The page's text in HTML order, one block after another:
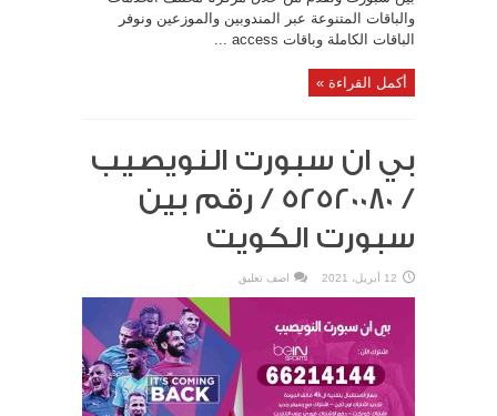
والباقات المتنوعة عبر المندوبين والموزعين ونوفر
الباقات الكاملة وباقات access ...
أكمل القراءة »
بي ان سبورت النويصيب
/ 52520080 / رقم بين
سبورت الكويت
12 أبريل، 2021 اضف تعليق